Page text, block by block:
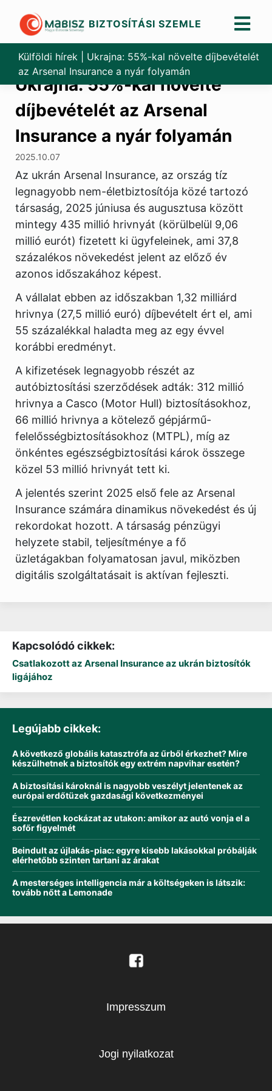
content
BIZTOSÍTÁSI SZEMLE
Külföldi hírek
Ukrajna: 55%-kal növelte díjbevételét
az Arsenal Insurance a nyár folyamán
Ukrajna: 55%-kal növelte
díjbevételét az Arsenal
Insurance a nyár folyamán
2025.10.07
Az ukrán Arsenal Insurance, az ország tíz
legnagyobb nem-életbiztosítója közé tartozó
társaság, 2025 júniusa és augusztusa között
mintegy 435 millió hrivnyát (körülbelül 9,06
millió eurót) fizetett ki ügyfeleinek, ami 37,8
százalékos növekedést jelent az előző év
azonos időszakához képest.
A vállalat ebben az időszakban 1,32 milliárd
hrivnya (27,5 millió euró) díjbevételt ért el, ami
55 százalékkal haladta meg az egy évvel
korábbi eredményt.
A kifizetések legnagyobb részét az
autóbiztosítási szerződések adták: 312 millió
hrivnya a Casco (Motor Hull) biztosításokhoz,
66 millió hrivnya a kötelező gépjármű-
felelősségbiztosításokhoz (MTPL), míg az
önkéntes egészségbiztosítási károk összege
közel 53 millió hrivnyát tett ki.
A jelentés szerint 2025 első fele az Arsenal
Insurance számára dinamikus növekedést és új
rekordokat hozott. A társaság pénzügyi
helyzete stabil, teljesítménye a fő
üzletágakban folyamatosan javul, miközben
digitális szolgáltatásait is aktívan fejleszti.
Kapcsolódó cikkek:
Csatlakozott az Arsenal Insurance az ukrán biztosítók
ligájához
Legújabb cikkek:
A következő globális katasztrófa az űrből érkezhet? Mire
készülhetnek a biztosítók egy extrém napvihar esetén?
A biztosítási károknál is nagyobb veszélyt jelentenek az
európai erdőtüzek gazdasági következményei
Észrevétlen kockázat az utakon: amikor az autó vonja el a
sofőr figyelmét
Beindult az újlakás-piac: egyre kisebb lakásokkal próbálják
elérhetőbb szinten tartani az árakat
A mesterséges intelligencia már a költségeken is látszik:
tovább nőtt a Lemonade
Impresszum
Jogi nyilatkozat